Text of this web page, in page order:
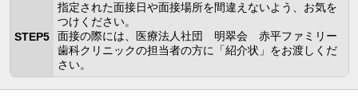
STEP5
指定された面接日や面接場所を間違えないよう、お気を
つけください。
面接の際には、医療法人社団 明翠会 赤平ファミリー
歯科クリニックの担当者の方に「紹介状」をお渡しくだ
さい。